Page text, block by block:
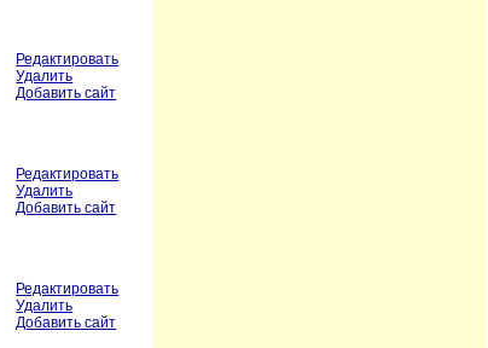
Редактировать
Удалить
Добавить сайт
Редактировать
Удалить
Добавить сайт
Редактировать
Удалить
Добавить сайт